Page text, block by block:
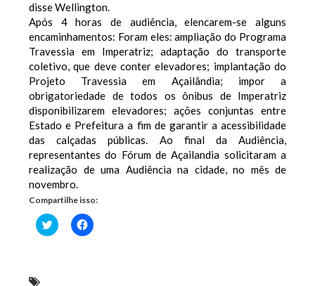
disse Wellington.
Após 4 horas de audiência, elencarem-se alguns
encaminhamentos: Foram eles: ampliação do Programa
Travessia em Imperatriz; adaptação do transporte
coletivo, que deve conter elevadores; implantação do
Projeto Travessia em Açailândia; impor a
obrigatoriedade de todos os ônibus de Imperatriz
disponibilizarem elevadores; ações conjuntas entre
Estado e Prefeitura a fim de garantir a acessibilidade
das calçadas públicas. Ao final da Audiência,
representantes do Fórum de Açailandia solicitaram a
realização de uma Audiência na cidade, no mês de
novembro.
Compartilhe isso:
Clique
para
Clique
para